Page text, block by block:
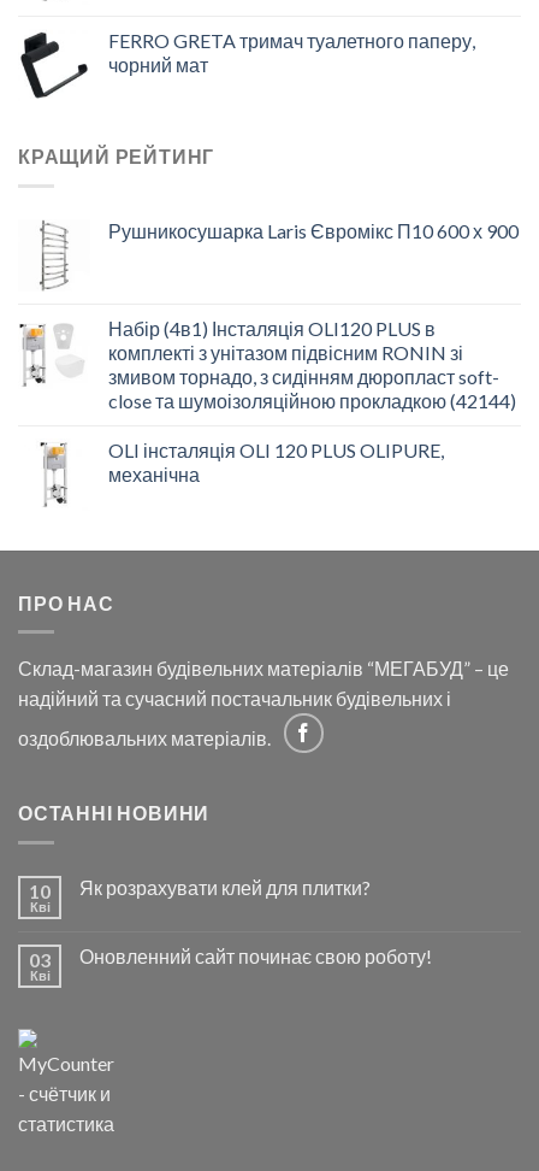
FERRO GRETA тримач туалетного паперу,
чорний мат
КРАЩИЙ РЕЙТИНГ
Рушникосушарка Laris Євромікс П10 600 х 900
Набір (4в1) Інсталяція OLI120 PLUS в
комплекті з унітазом підвісним RONIN зі
змивом торнадо, з сидінням дюропласт soft-
close та шумоізоляційною прокладкою (42144)
OLI інсталяція OLI 120 PLUS OLIPURE,
механічна
ПРО НАС
Склад-магазин будівельних матеріалів “МЕГАБУД” – це
надійний та сучасний постачальник будівельних і
оздоблювальних матеріалів.
ОСТАННІ НОВИНИ
10
Кві
Як розрахувати клей для плитки?
03
Кві
Оновленний сайт починає свою роботу!